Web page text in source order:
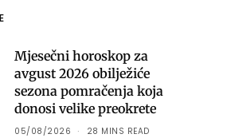
Mjesečni horoskop za
avgust 2026 obilježiće
sezona pomračenja koja
donosi velike preokrete
05/08/2026 28 MINS READ